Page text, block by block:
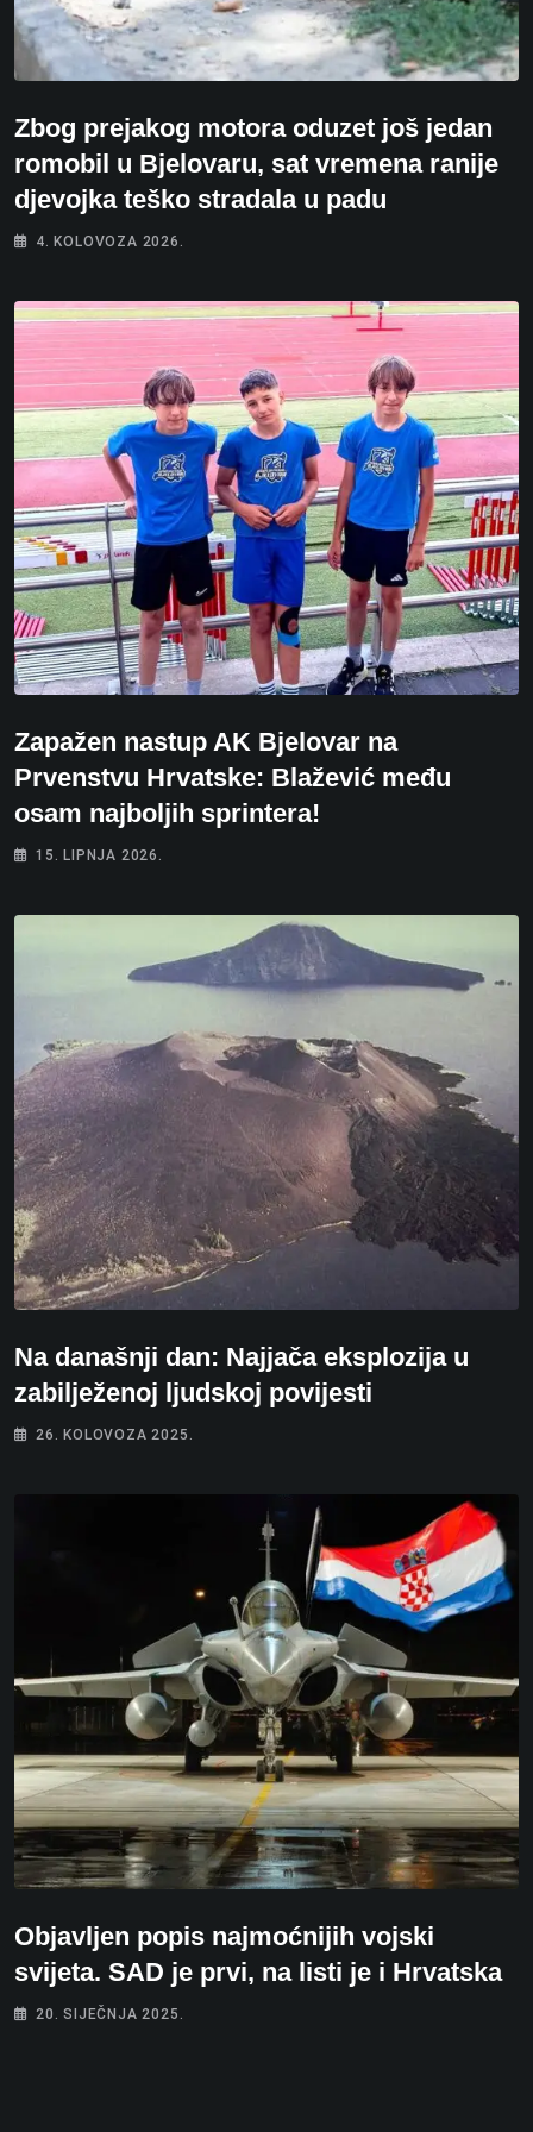
Zbog prejakog motora oduzet još jedan
romobil u Bjelovaru, sat vremena ranije
djevojka teško stradala u padu
4. KOLOVOZA 2026.
Zapažen nastup AK Bjelovar na
Prvenstvu Hrvatske: Blažević među
osam najboljih sprintera!
15. LIPNJA 2026.
Na današnji dan: Najjača eksplozija u
zabilježenoj ljudskoj povijesti
26. KOLOVOZA 2025.
Objavljen popis najmoćnijih vojski
svijeta. SAD je prvi, na listi je i Hrvatska
20. SIJEČNJA 2025.